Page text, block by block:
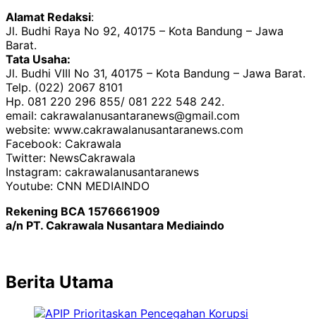
Alamat Redaksi:
Jl. Budhi Raya No 92, 40175 – Kota Bandung – Jawa
Barat.
Tata Usaha:
Jl. Budhi VIII No 31, 40175 – Kota Bandung – Jawa Barat.
Telp. (022) 2067 8101
Hp. 081 220 296 855/ 081 222 548 242.
email: cakrawalanusantaranews@gmail.com
website: www.cakrawalanusantaranews.com
Facebook: Cakrawala
Twitter: NewsCakrawala
Instagram: cakrawalanusantaranews
Youtube: CNN MEDIAINDO
Rekening BCA 1576661909
a/n PT. Cakrawala Nusantara Mediaindo
Berita Utama